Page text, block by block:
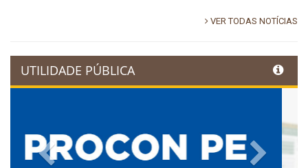
VER TODAS NOTÍCIAS
UTILIDADE PÚBLICA
Previous